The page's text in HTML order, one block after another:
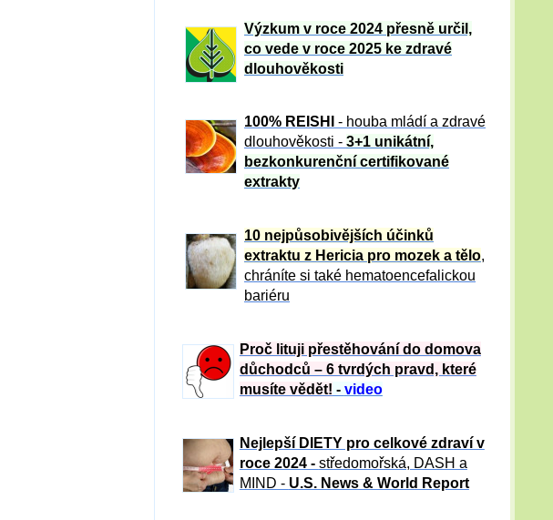
Výzkum v roce 2024 přesně určil,
co vede v roce 2025 ke zdravé
dlouhověkosti
100% REISHI
- houba mládí a zdravé
dlouhověkosti - 3+1 unikátní,
bezkonkurenční certifikované
extrakty
10 nejpůsobivějších účinků
extraktu z Hericia pro mozek a tělo,
chráníte si také hematoencefalickou
bariéru
Proč lituji přestěhování do domova
důchodců – 6 tvrdých pravd, které
musíte vědět! - video
Nejlepší DIETY pro celkové zdraví v
roce 2024 - středomořská, DASH a
MIND - U.S. News & World Report